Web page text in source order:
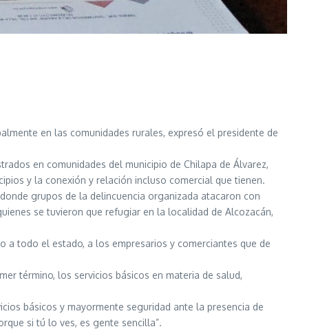
en las comunidades rurales, expresó el presidente de
en comunidades del municipio de Chilapa de Álvarez,
y la conexión y relación incluso comercial que tienen.
grupos de la delincuencia organizada atacaron con
se tuvieron que refugiar en la localidad de Alcozacán,
a todo el estado, a los empresarios y comerciantes que de
término, los servicios básicos en materia de salud,
básicos y mayormente seguridad ante la presencia de
si tú lo ves, es gente sencilla”.